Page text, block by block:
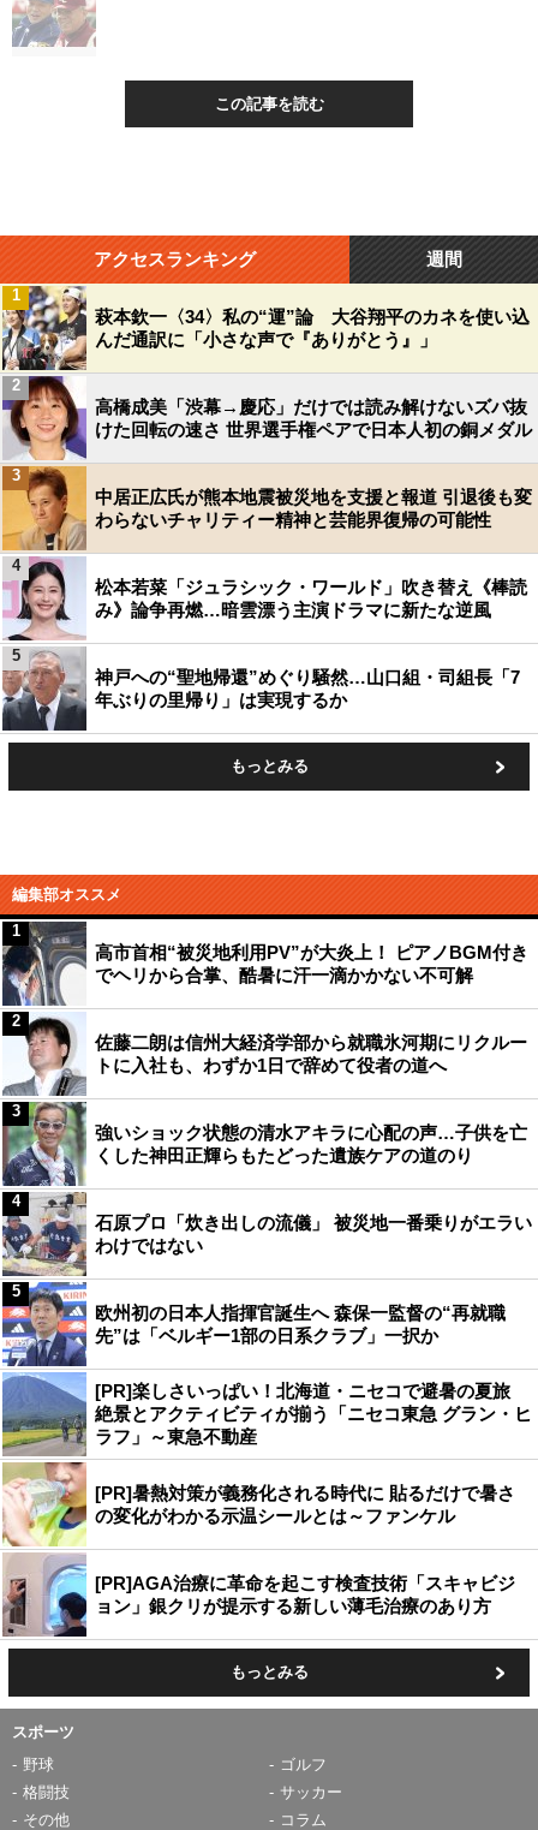
この記事を読む
アクセスランキング 週間
萩本欽一〈34〉私の“運”論 大谷翔平のカネを使い込
んだ通訳に「小さな声で『ありがとう』」
1
高橋成美「渋幕→慶応」だけでは読み解けないズバ抜
けた回転の速さ 世界選手権ペアで日本人初の銅メダル
2
中居正広氏が熊本地震被災地を支援と報道 引退後も変
わらないチャリティー精神と芸能界復帰の可能性
3
松本若菜「ジュラシック・ワールド」吹き替え《棒読
み》論争再燃…暗雲漂う主演ドラマに新たな逆風
4
神戸への“聖地帰還”めぐり騒然…山口組・司組長「7
年ぶりの里帰り」は実現するか
5
もっとみる
編集部オススメ
高市首相“被災地利用PV”が大炎上！ ピアノBGM付き
でヘリから合掌、酷暑に汗一滴かかない不可解
1
佐藤二朗は信州大経済学部から就職氷河期にリクルー
トに入社も、わずか1日で辞めて役者の道へ
2
強いショック状態の清水アキラに心配の声…子供を亡
くした神田正輝らもたどった遺族ケアの道のり
3
石原プロ「炊き出しの流儀」 被災地一番乗りがエラい
わけではない
4
欧州初の日本人指揮官誕生へ 森保一監督の“再就職
先”は「ベルギー1部の日系クラブ」一択か
5
[PR]楽しさいっぱい！北海道・ニセコで避暑の夏旅
絶景とアクティビティが揃う「ニセコ東急 グラン・ヒ
ラフ」～東急不動産
[PR]暑熱対策が義務化される時代に 貼るだけで暑さ
の変化がわかる示温シールとは～ファンケル
[PR]AGA治療に革命を起こす検査技術「スキャビジ
ョン」銀クリが提示する新しい薄毛治療のあり方
もっとみる
スポーツ
野球
ゴルフ
格闘技
サッカー
その他
コラム